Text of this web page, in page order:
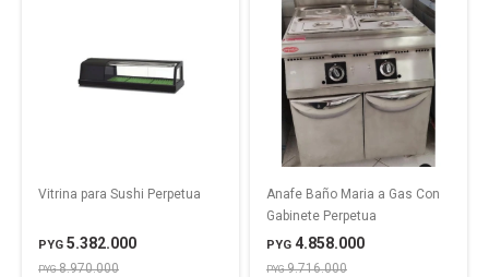
Vitrina para Sushi Perpetua
PYG 5.382.000
PYG8.970.000
Anafe Baño Maria a Gas Con
Gabinete Perpetua
PYG 4.858.000
PYG9.716.000